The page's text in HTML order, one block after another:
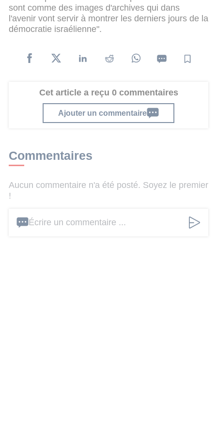
sont comme des images d'archives qui dans
l'avenir vont servir à montrer les derniers jours de la
démocratie israélienne".
Cet article a reçu 0 commentaires
Ajouter un commentaire
Commentaires
Aucun commentaire n'a été posté. Soyez le premier
!
Écrire un commentaire ...